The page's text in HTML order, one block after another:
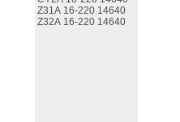
Z31A 16-220 14640
Z32A 16-220 14640